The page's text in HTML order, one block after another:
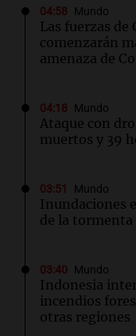
04:58 Mundo
Las fuerzas de
comenzarán
amenaza de
04:18 Mundo
Ataque con
muertos y 39
03:51 Mundo
Inundaciones
de la
03:40 Mundo
Indonesia
incendios
otras regiones